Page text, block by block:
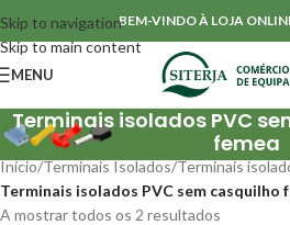
Skip to navigation
Skip to main content
BEM-VINDO À LOJA
MENU
Terminais isolados PVC
femea
Início/Terminais Isolados/Terminais
Terminais isolados PVC sem casquilho
A mostrar todos os 2 resultados